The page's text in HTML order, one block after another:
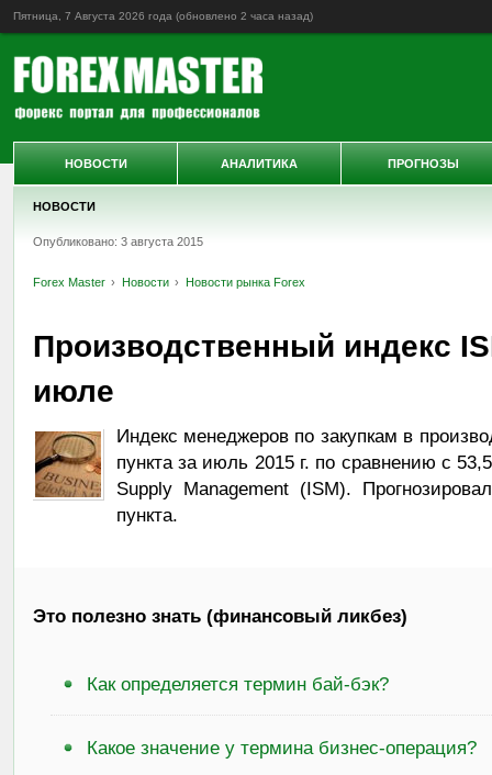
Пятница, 7 Августа 2026 года (обновлено 2 часа назад)
НОВОСТИ
Опубликовано: 3 августа 2015
Forex Master Новости Новости рынка Forex
Производственный индекс
июле
Индекс менеджеров по закупкам в
пункта за июль 2015 г. по сравнению с
Supply Management (ISM).
пункта.
Это полезно знать (финансовый ликбез)
Как определяется термин бай-бэк?
Какое значение у термина бизнес-операция?
НОВОСТИ АНАЛИТИКА ПРОГНОЗЫ